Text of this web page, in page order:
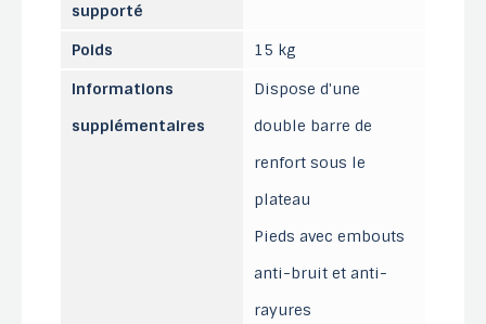
supporté
Poids
15 kg
Informations
supplémentaires
Dispose d'une
double barre de
renfort sous le
plateau
Pieds avec embouts
anti-bruit et anti-
rayures